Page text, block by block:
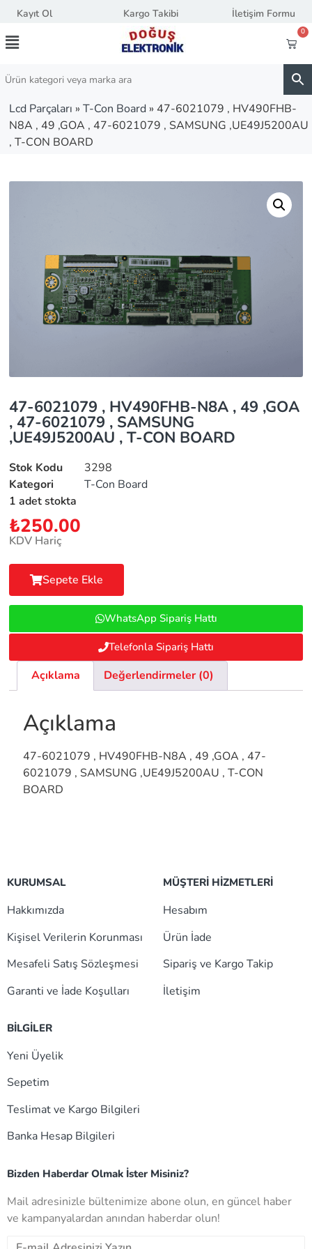
Kayıt Ol Kargo Takibi İletişim Formu
0
Lcd Parçaları » T-Con Board » 47-6021079 , HV490FHB-
N8A , 49 ,GOA , 47-6021079 , SAMSUNG ,UE49J5200AU
, T-CON BOARD
47-6021079 , HV490FHB-N8A , 49 ,GOA
, 47-6021079 , SAMSUNG
,UE49J5200AU , T-CON BOARD
Stok Kodu
3298
Kategori
T-Con Board
1 adet stokta
₺250.00
KDV Hariç
Sepete Ekle
WhatsApp Sipariş Hattı
Telefonla Sipariş Hattı
Açıklama Değerlendirmeler (0)
Açıklama
47-6021079 , HV490FHB-N8A , 49 ,GOA , 47-
6021079 , SAMSUNG ,UE49J5200AU , T-CON
BOARD
KURUMSAL
Hakkımızda
Kişisel Verilerin Korunması
Mesafeli Satış Sözleşmesi
Garanti ve İade Koşulları
MÜŞTERİ HİZMETLERİ
Hesabım
Ürün İade
Sipariş ve Kargo Takip
İletişim
BİLGİLER
Yeni Üyelik
Sepetim
Teslimat ve Kargo Bilgileri
Banka Hesap Bilgileri
Bizden Haberdar Olmak İster Misiniz?
Mail adresinizle bültenimize abone olun, en güncel haber
ve kampanyalardan anından haberdar olun!